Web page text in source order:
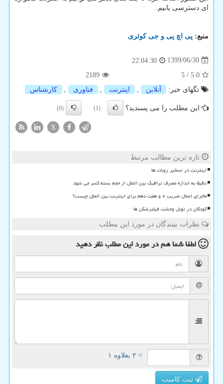
ای دسترسی یابیم.
منبع: پی اچ پی و جی كوئری
1399/06/30
22:04:30
5.0
/
5
2189
تگهای خبر:
آنلاین , اینترنت , فناوری , كارشناس
این مطلب را می پسندید؟ (1)
(0)
X
تازه ترین مطالب مرتبط
اینترنت در تسخیر روبات ها
دقیقا به اندازه مصرف ترافیک بین الملل از حجم بسته کسر می شود
ماجرای اعمال ضریب ۲ و هفت دهم برای اینترنت بین الملل چیست؟
کودکان در تونل وحشت فیلترشکن ها
نظرات بینندگان در مورد این مطلب
لطفا شما همدر مورد این مطلبنظر دهید
= ۲ بعلاوه ۱
ثبت کامنت